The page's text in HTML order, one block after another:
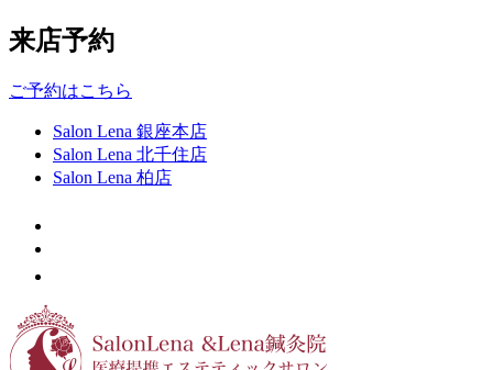
来店予約
ご予約はこちら
Salon Lena 銀座本店
Salon Lena 北千住店
Salon Lena 柏店